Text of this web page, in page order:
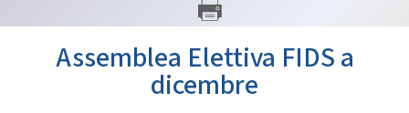
GARE
Assemblea Elettiva FIDS a
dicembre